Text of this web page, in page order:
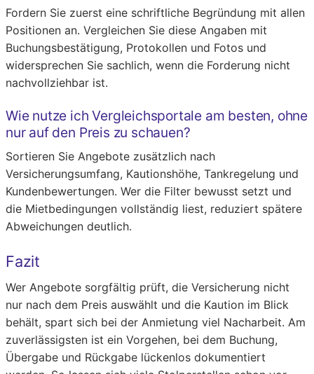
Fordern Sie zuerst eine schriftliche Begründung mit allen
Positionen an. Vergleichen Sie diese Angaben mit
Buchungsbestätigung, Protokollen und Fotos und
widersprechen Sie sachlich, wenn die Forderung nicht
nachvollziehbar ist.
Wie nutze ich Vergleichsportale am besten, ohne
nur auf den Preis zu schauen?
Sortieren Sie Angebote zusätzlich nach
Versicherungsumfang, Kautionshöhe, Tankregelung und
Kundenbewertungen. Wer die Filter bewusst setzt und
die Mietbedingungen vollständig liest, reduziert spätere
Abweichungen deutlich.
Fazit
Wer Angebote sorgfältig prüft, die Versicherung nicht
nur nach dem Preis auswählt und die Kaution im Blick
behält, spart sich bei der Anmietung viel Nacharbeit. Am
zuverlässigsten ist ein Vorgehen, bei dem Buchung,
Übergabe und Rückgabe lückenlos dokumentiert